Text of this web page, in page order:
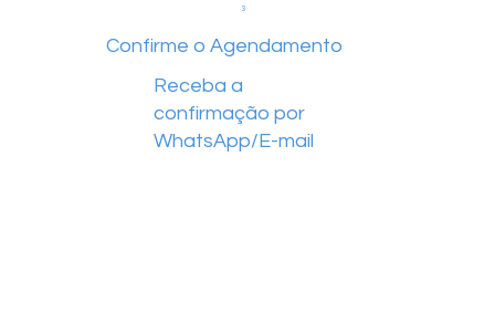
3
Confirme o Agendamento
Receba a
confirmação por
WhatsApp/E-mail